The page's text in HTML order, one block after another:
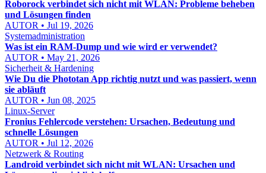
Roborock verbindet sich nicht mit WLAN: Probleme beheben
und Lösungen finden
AUTOR • Jul 19, 2026
Systemadministration
Was ist ein RAM-Dump und wie wird er verwendet?
AUTOR • May 21, 2026
Sicherheit & Hardening
Wie Du die Phototan App richtig nutzt und was passiert, wenn
sie abläuft
AUTOR • Jun 08, 2025
Linux-Server
Fronius Fehlercode verstehen: Ursachen, Bedeutung und
schnelle Lösungen
AUTOR • Jul 12, 2026
Netzwerk & Routing
Landroid verbindet sich nicht mit WLAN: Ursachen und